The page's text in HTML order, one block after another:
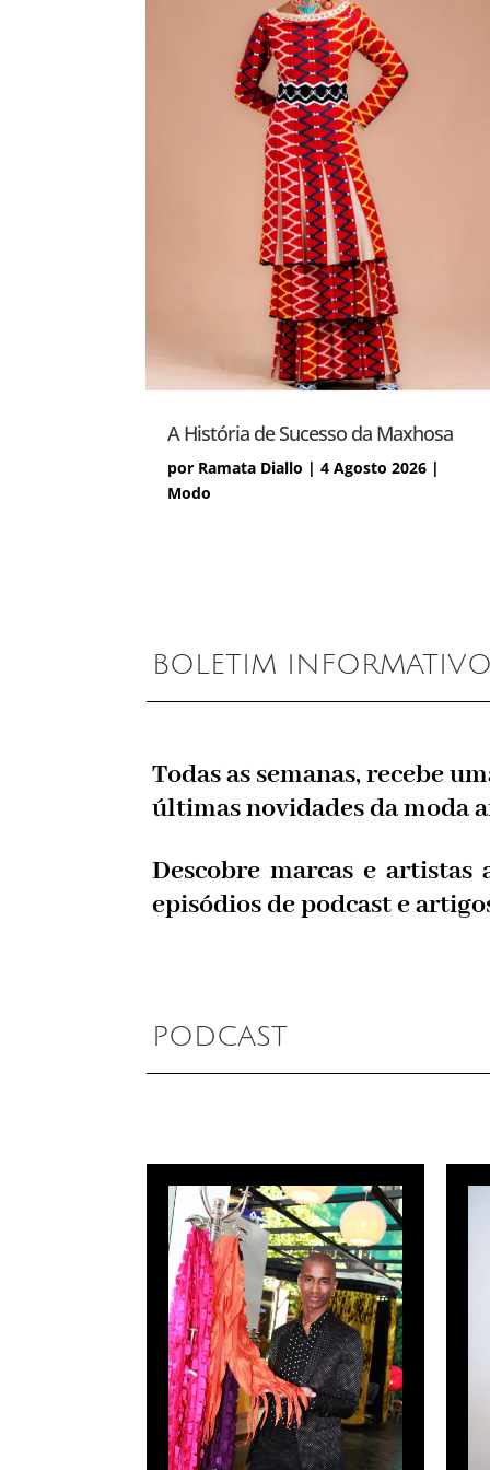
A História de Sucesso da Maxhosa
por Ramata Diallo |4 Agosto 2026 |
Modo
BOLETIM
Todas as semanas, recebe
últimas novidades da moda
Descobre marcas e artistas
episódios de podcast e
PODCAST